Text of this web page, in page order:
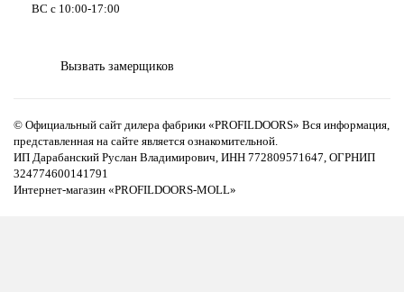
ВС с 10:00-17:00
Вызвать замерщиков
© Официальный сайт дилера фабрики «PROFILDOORS» Вся информация,
представленная на сайте является ознакомительной.
ИП Дарабанский Руслан Владимирович, ИНН 772809571647, ОГРНИП
324774600141791
Интернет-магазин «PROFILDOORS-MOLL»